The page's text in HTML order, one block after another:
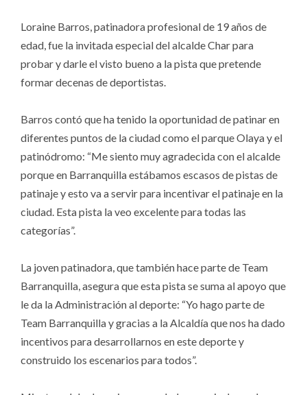
Loraine Barros, patinadora profesional de 19 años de
edad, fue la invitada especial del alcalde Char para
probar y darle el visto bueno a la pista que pretende
formar decenas de deportistas.
Barros contó que ha tenido la oportunidad de patinar en
diferentes puntos de la ciudad como el parque Olaya y el
patinódromo: “Me siento muy agradecida con el alcalde
porque en Barranquilla estábamos escasos de pistas de
patinaje y esto va a servir para incentivar el patinaje en la
ciudad. Esta pista la veo excelente para todas las
categorías”.
La joven patinadora, que también hace parte de Team
Barranquilla, asegura que esta pista se suma al apoyo que
le da la Administración al deporte: “Yo hago parte de
Team Barranquilla y gracias a la Alcaldía que nos ha dado
incentivos para desarrollarnos en este deporte y
construido los escenarios para todos”.